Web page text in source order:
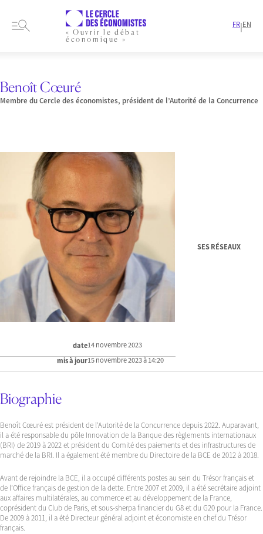
« Ouvrir le débat
économique »
FR|EN
Benoît Cœuré
Membre du Cercle des économistes, président de l’Autorité de la Concurrence
SES RÉSEAUX
date14 novembre 2023
mis à jour15 novembre 2023 à 14:20
Biographie
Benoît Cœuré est président de l’Autorité de la Concurrence depuis 2022. Auparavant,
il a été responsable du pôle Innovation de la Banque des règlements internationaux
(BRI) de 2019 à 2022 et président du Comité des paiements et des infrastructures de
marché de la BRI. Il a également été membre du Directoire de la BCE de 2012 à 2018.
Avant de rejoindre la BCE, il a occupé différents postes au sein du Trésor français et
de l’Office français de gestion de la dette. Entre 2007 et 2009, il a été secrétaire adjoint
aux affaires multilatérales, au commerce et au développement de la France,
coprésident du Club de Paris, et sous-sherpa financier du G8 et du G20 pour la France.
De 2009 à 2011, il a été Directeur général adjoint et économiste en chef du Trésor
français.